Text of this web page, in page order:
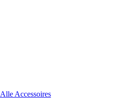
Alle Accessoires